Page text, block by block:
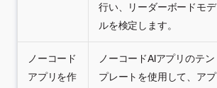
行い、リーダーボードモデ
ルを検定します。
ノーコード
アプリを作
ノーコードAIアプリのテン
プレートを使用して、アプ